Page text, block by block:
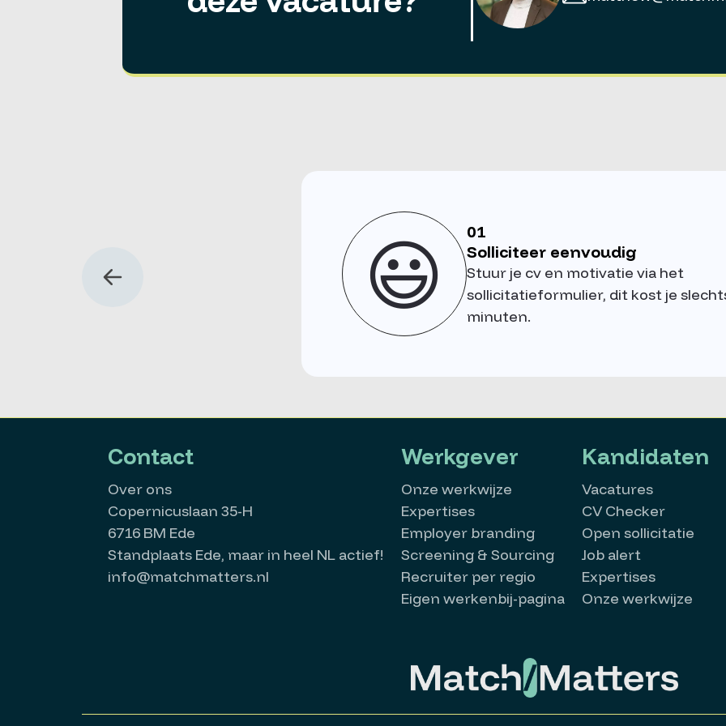
😃
01
Solliciteer eenvoudig
Stuur je cv en motivatie via het
sollicitatieformulier, dit kost je
minuten.
Contact
Over ons
Copernicuslaan 35-H
6716 BM Ede
Standplaats Ede, maar in heel NL actief!
info@matchmatters.nl
Werkgever
Onze werkwijze
Expertises
Employer branding
Screening & Sourcing
Recruiter per regio
Eigen werkenbij-pagina
Kandidaten
Vacatures
CV Checker
Open sollicitatie
Job alert
Expertises
Onze werkwijze